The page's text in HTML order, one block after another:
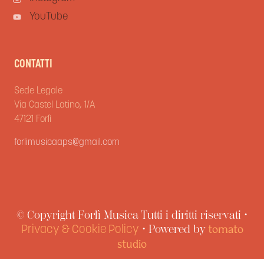
YouTube
CONTATTI
Sede Legale
Via Castel Latino, 1/A
47121 Forlì
forlimusicaaps@gmail.com
© Copyright Forlì Musica Tutti i diritti riservati •
Privacy & Cookie Policy • Powered by tomato
studio